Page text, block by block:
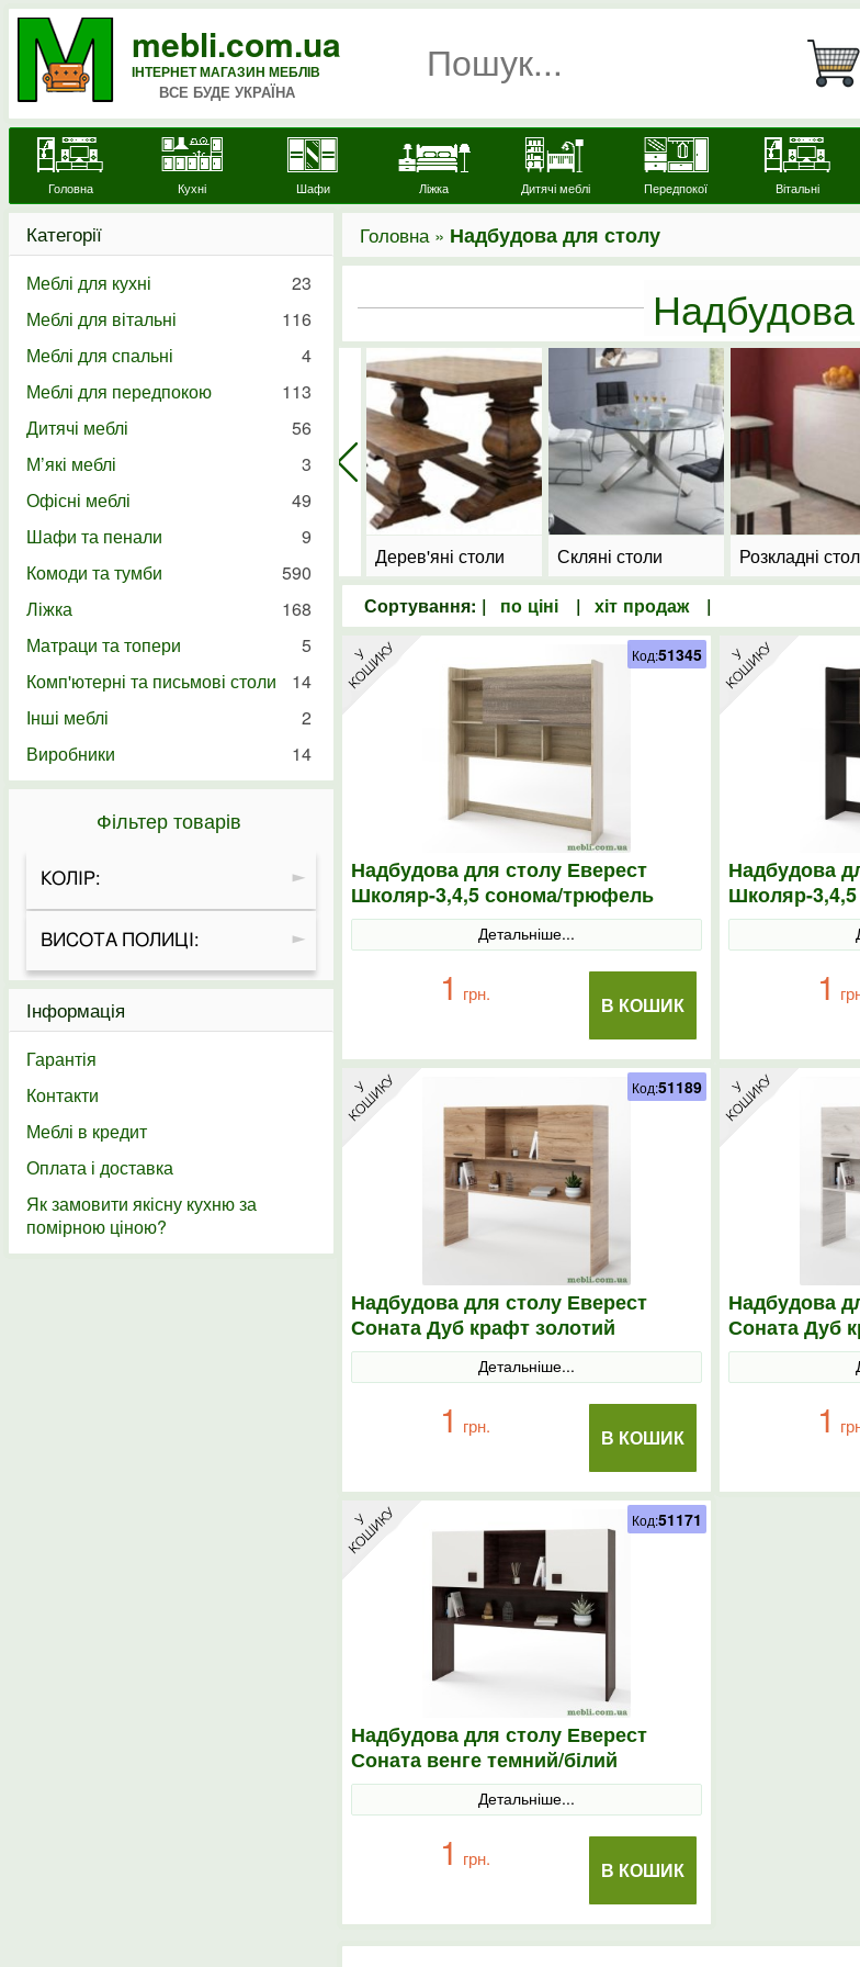
mebli.com.ua
ІНТЕРНЕТ МАГАЗИН МЕБЛІВ
ВСЕ БУДЕ УКРАЇНА
Головна Кухні Шафи Ліжка Дитячі меблі Передпокої Вітальні
Головна » Надбудова для столу
Дерев'яні столи Скляні столи Розкладні
Сортування: |
по ціні | хіт продаж |
Надбудова для столу Еверест
Школяр-3,4,5 сонома/трюфель
Детальніше...
В КОШИК
1 грн.
Код:51345
Надбудова
Школяр-
1
Надбудова для столу Еверест
Соната Дуб крафт золотий
Детальніше...
В КОШИК
1 грн.
Код:51189
Надбудова
Соната Дуб
1
Надбудова для столу Еверест
Соната венге темний/білий
Детальніше...
В КОШИК
1 грн.
Код:51171
Категорії
Меблі для кухні
23
Меблі для вітальні
116
Меблі для спальні
4
Меблі для передпокою
113
Дитячі меблі
56
М’які меблі
3
Офісні меблі
49
Шафи та пенали
9
Комоди та тумби
590
Ліжка
168
Матраци та топери
5
Комп'ютерні та письмові столи
14
Інші меблі
2
Виробники
14
Фільтер товарів
КОЛІР:
ВИСОТА ПОЛИЦІ:
Інформація
Гарантія
Контакти
Меблі в кредит
Оплата і доставка
Як замовити якісну кухню за
помірною ціною?